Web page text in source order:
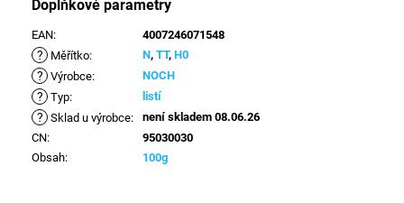
Doplňkové parametry
EAN: 4007246071548
? Měřítko: N, TT, H0
? Výrobce: NOCH
? Typ: listí
? Sklad u výrobce:
není skladem 08.06.26
CN:
95030030
Obsah: 100g